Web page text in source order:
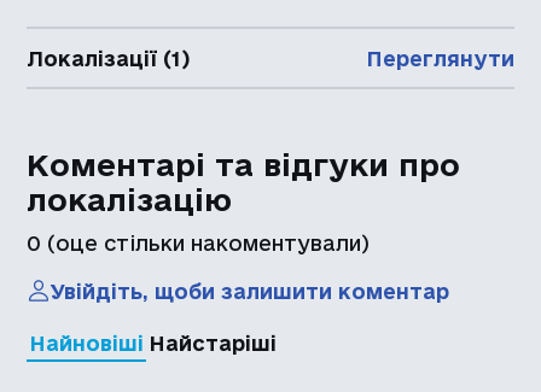
Локалізації (1) Переглянути
Коментарі та відгуки про
локалізацію
0 (оце стільки накоментували)
Увійдіть, щоби залишити коментар
Найновіші Найстаріші